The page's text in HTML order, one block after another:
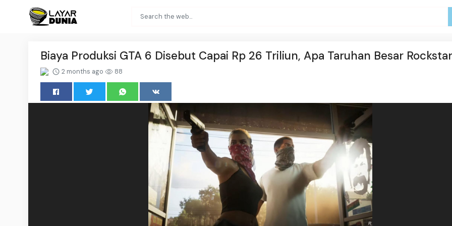
Biaya Produksi GTA 6 Disebut Capai Rp 26 Triliun, Apa Taruhan Besar
2 months ago 88